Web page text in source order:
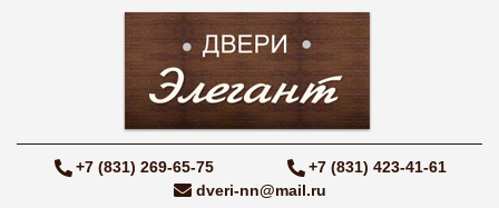
+7 (831) 269-65-75
+7 (831) 423-41-61
dveri-nn@mail.ru